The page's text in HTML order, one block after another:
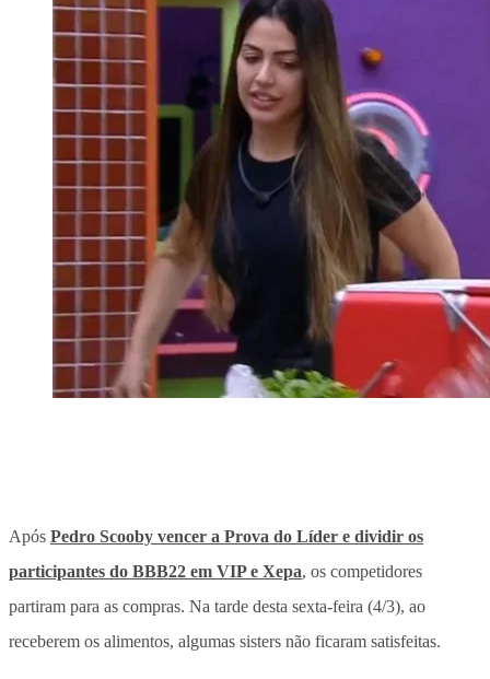
Após Pedro Scooby vencer a Prova do Líder e dividir os
participantes do BBB22 em VIP e Xepa, os competidores
partiram para as compras. Na tarde desta sexta-feira (4/3), ao
receberem os alimentos, algumas sisters não ficaram satisfeitas.